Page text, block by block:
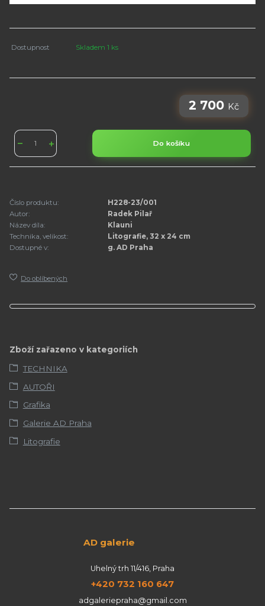
Dostupnost Skladem 1 ks
2 700 Kč
Do košíku
Číslo produktu:
H228-23/001
Autor:
Radek Pilař
Název díla:
Klauni
Technika, velikost:
Litografie, 32 x 24 cm
Dostupné v:
g. AD Praha
Do oblíbených
Zboží zařazeno v kategoriích
TECHNIKA
AUTOŘI
Grafika
Galerie AD Praha
Litografie
AD galerie
Uhelný trh 11/416, Praha
+420 732 160 647
adgaleriepraha@gmail.com